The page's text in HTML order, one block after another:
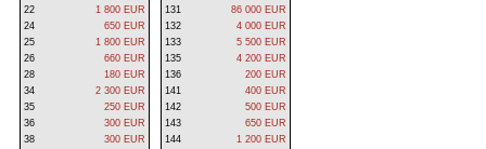
22
1 800 EUR
24
650 EUR
25
1 800 EUR
26
660 EUR
28
180 EUR
34
2 300 EUR
35
250 EUR
36
300 EUR
38
300 EUR
131
86 000 EUR
132
4 000 EUR
133
5 500 EUR
135
4 200 EUR
136
200 EUR
141
400 EUR
142
500 EUR
143
650 EUR
144
1 200 EUR